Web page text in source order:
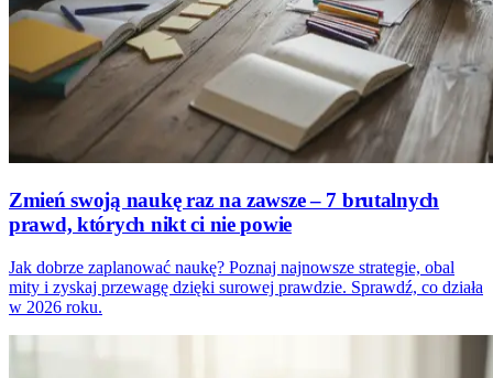
Zmień swoją naukę raz na zawsze – 7 brutalnych
prawd, których nikt ci nie powie
Jak dobrze zaplanować naukę? Poznaj najnowsze strategie, obal
mity i zyskaj przewagę dzięki surowej prawdzie. Sprawdź, co działa
w 2026 roku.